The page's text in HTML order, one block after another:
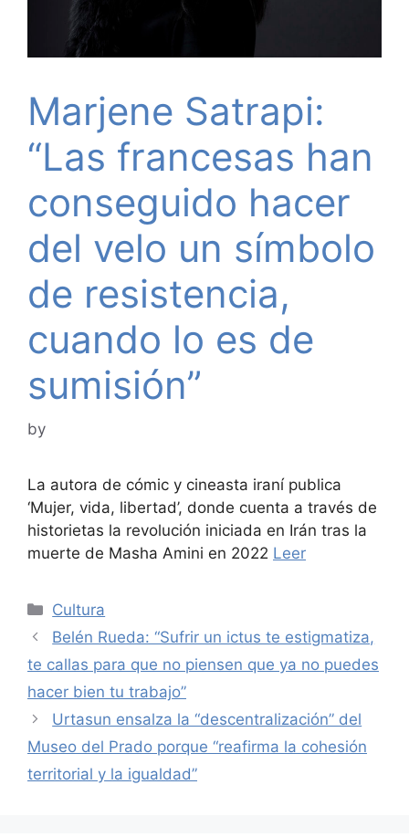
Marjene Satrapi:
“Las francesas han
conseguido hacer
del velo un símbolo
de resistencia,
cuando lo es de
sumisión”
by
La autora de cómic y cineasta iraní publica
‘Mujer, vida, libertad’, donde cuenta a través de
historietas la revolución iniciada en Irán tras la
muerte de Masha Amini en 2022 Leer
Categories
Cultura
Belén Rueda: “Sufrir un ictus te estigmatiza,
te callas para que no piensen que ya no puedes
hacer bien tu trabajo”
Urtasun ensalza la “descentralización” del
Museo del Prado porque “reafirma la cohesión
territorial y la igualdad”